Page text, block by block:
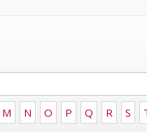
M N O P Q R S